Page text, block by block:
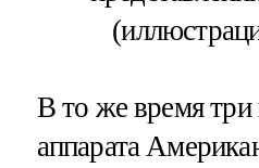
В то же время три
аппарата